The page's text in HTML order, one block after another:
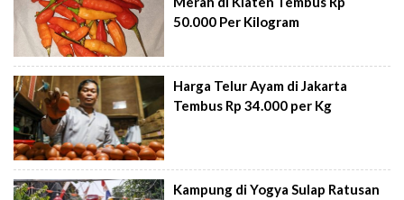
50.000 Per Kilogram
Harga Telur Ayam di Jakarta
Tembus Rp 34.000 per Kg
Kampung di Yogya Sulap Ratusan